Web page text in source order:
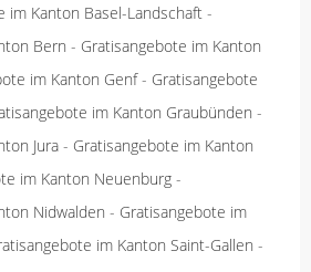
im Kanton Basel-Landschaft -
Bern - Gratisangebote im Kanton
im Kanton Genf- Gratisangebote
im Kanton Graubünden -
Jura - Gratisangebote im Kanton
im Kanton Neuenburg -
Nidwalden - Gratisangebote im
im Kanton Saint-Gallen -